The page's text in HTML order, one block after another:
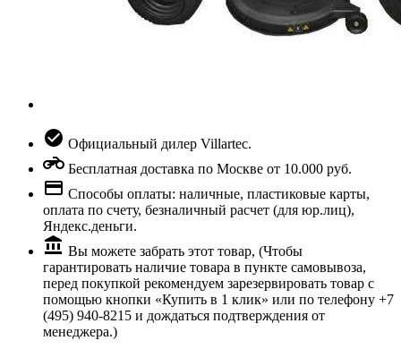
Официальный дилер Villartec.
Бесплатная доставка по Москве от 10.000 руб.
Способы оплаты: наличные, пластиковые карты,
оплата по счету, безналичный расчет (для юр.лиц),
Яндекс.деньги.
Вы можете забрать этот товар, (Чтобы
гарантировать наличие товара в пункте самовывоза,
перед покупкой рекомендуем зарезервировать товар с
помощью кнопки «Купить в 1 клик» или по телефону +7
(495) 940-8215 и дождаться подтверждения от
менеджера.)